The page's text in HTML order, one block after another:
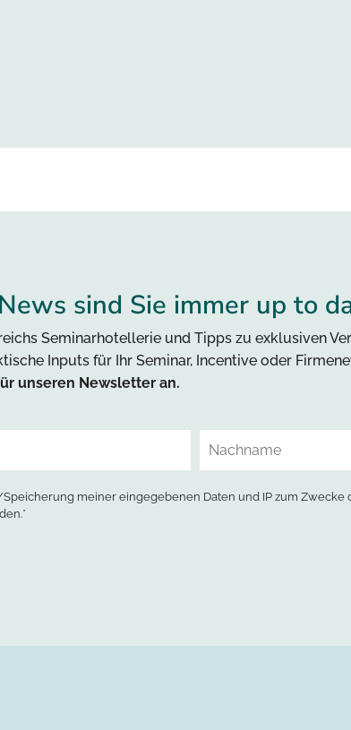
sind Sie immer up to
Seminarhotellerie und Tipps zu exklusiven
Inputs für Ihr Seminar, Incentive oder
unseren Newsletter an.
meiner eingegebenen Daten und IP zum